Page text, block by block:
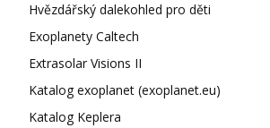
Hvězdářský dalekohled pro děti
Exoplanety Caltech
Extrasolar Visions II
Katalog exoplanet (exoplanet.eu)
Katalog Keplera